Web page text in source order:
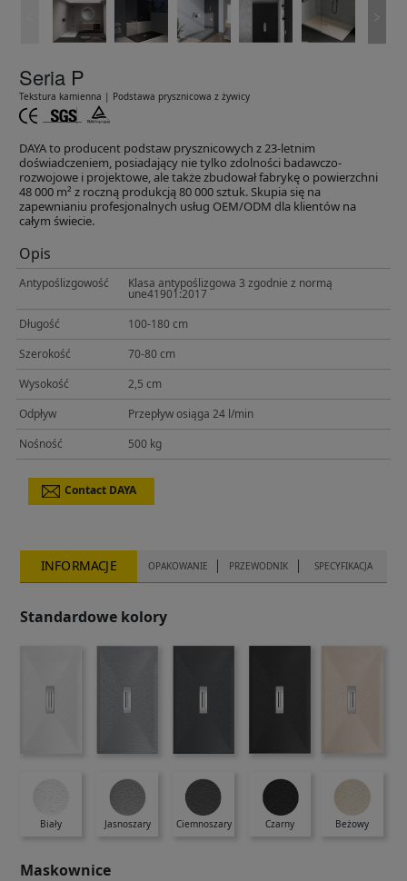
Seria P
Tekstura kamienna | Podstawa prysznicowa z żywicy
DAYA to producent podstaw prysznicowych z 23-letnim
doświadczeniem, posiadający nie tylko zdolności badawczo-
rozwojowe i projektowe, ale także zbudował fabrykę o powierzchni
48 000 m² z roczną produkcją 80 000 sztuk. Skupia się na
zapewnianiu profesjonalnych usług OEM/ODM dla klientów na
całym świecie.
Opis
Antypoślizgowość Klasa antypoślizgowa 3 zgodnie z normą
une41901:2017
Długość
100-180 cm
Szerokość
70-80 cm
Wysokość
2,5 cm
Odpływ
Przepływ osiąga 24 l/min
Nośność
500 kg
Contact DAYA
INFORMACJE OPAKOWANIE PRZEWODNIK SPECYFIKACJA
Standardowe kolory
Biały Beżowy
Jasnoszary Ciemnoszary Czarny
Maskownice